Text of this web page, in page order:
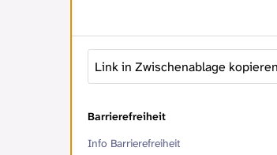
Link in Zwischenablage kopieren
Barrierefreiheit
Info Barrierefreiheit